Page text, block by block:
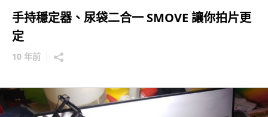
手持穩定器、尿袋二合一 SMOVE 讓你拍片更
定
10 年前